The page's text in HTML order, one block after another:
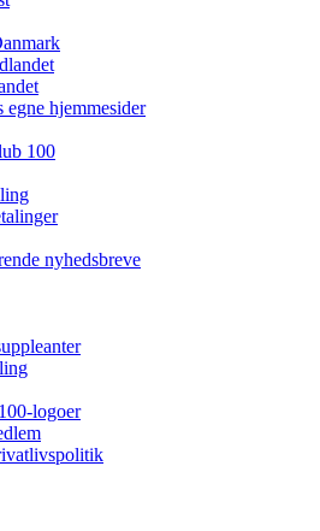
egne hjemmesider
100
nyhedsbreve
logoer